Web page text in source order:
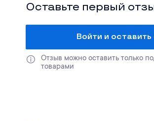
Оставьте первый
Войти и оставить
Отзыв можно оставить только
товарами